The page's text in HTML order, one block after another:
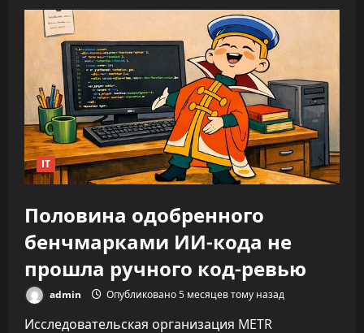
облегчает
а
увеличивает
время
на
каждую
задачу
—
до
346%
IT
Половина одобренного
бенчмарками ИИ-кода не
прошла ручного код-ревью
admin Опубликовано 5 месяцев тому назад
Исследовательская организация METR